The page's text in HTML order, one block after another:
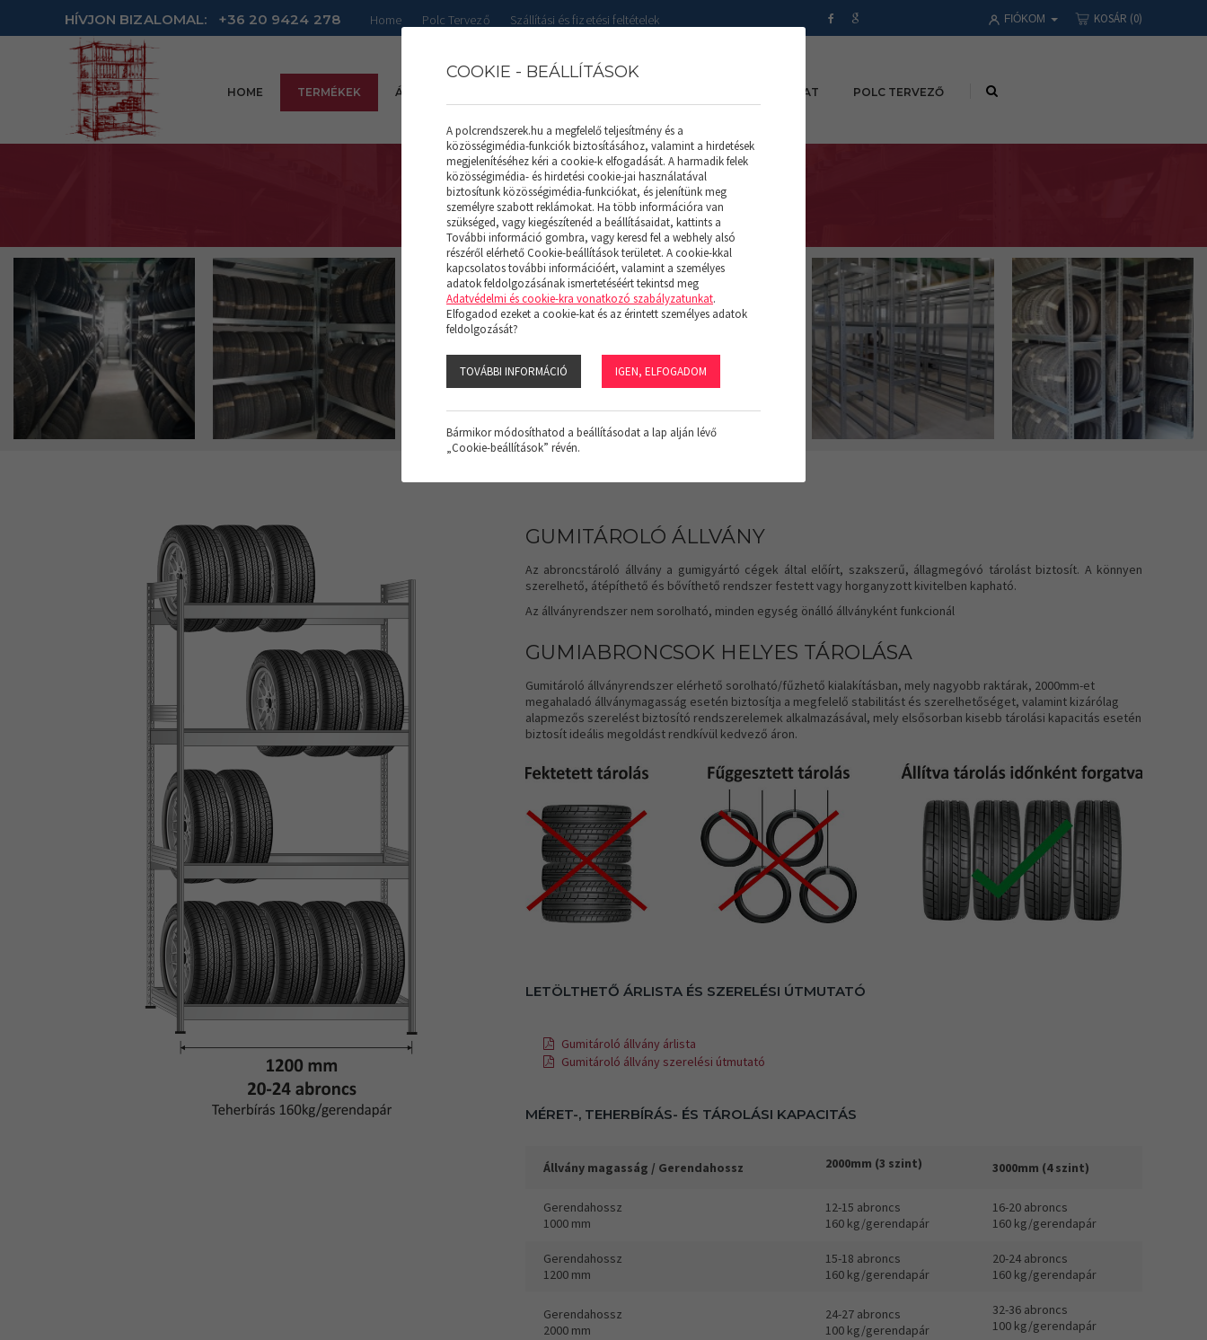
HÍVJON BIZALOMAL: +36 20 9424 278 Home Polc Tervező Szállítási és fizetési feltételek FIÓKOM KOSÁR (0)
HOME TERMÉKEK ÁRLISTÁK KAPCSOLAT POLC TERVEZŐ
GUMITÁROLÓ ÁLLVÁNY
GUMITÁROLÓ ÁLLVÁNY
Az abroncstároló állvány a gumigyártó cégek által előírt, szakszerű, állagmegóvó tárolást biztosít. A könnyen
szerelhető, átépíthető és bővíthető rendszer festett vagy horganyzott kivitelben kapható.
Az állványrendszer nem sorolható, minden egység önálló állványként funkcionál
GUMIABRONCSOK HELYES TÁROLÁSA
Gumitároló állványrendszer elérhető sorolható/fűzhető kialakításban, mely nagyobb raktárak, 2000mm-et
megahaladó állványmagasság esetén biztosítja a megfelelő stabilitást és szerelhetőséget, valamint kizárólag
alapmezős szerelést biztosító rendszerelemek alkalmazásával, mely elsősorban kisebb tárolási kapacitás esetén
biztosít ideális megoldást rendkívül kedvező áron.
LETÖLTHETŐ ÁRLISTA ÉS SZERELÉSI ÚTMUTATÓ
Gumitároló állvány árlista
Gumitároló állvány szerelési útmutató
MÉRET-, TEHERBÍRÁS- ÉS TÁROLÁSI KAPACITÁS
Állvány magasság / Gerendahossz 2000mm (3 szint) 3000mm (4 szint)
Gerendahossz
1000 mm
12-15 abroncs
160 kg/gerendapár
16-20 abroncs
160 kg/gerendapár
Gerendahossz
1200 mm
15-18 abroncs
160 kg/gerendapár
20-24 abroncs
160 kg/gerendapár
Gerendahossz
2000 mm
24-27 abroncs
100 kg/gerendapár
32-36 abroncs
100 kg/gerendapár
COOKIE - BEÁLLÍTÁSOK
A polcrendszerek.hu a megfelelő teljesítmény és a
közösségimédia-funkciók biztosításához, valamint a hirdetések
megjelenítéséhez kéri a cookie-k elfogadását. A harmadik felek
közösségimédia- és hirdetési cookie-jai használatával
biztosítunk közösségimédia-funkciókat, és jelenítünk meg
személyre szabott reklámokat. Ha több információra van
szükséged, vagy kiegészítenéd a beállításaidat, kattints a
További információ gombra, vagy keresd fel a webhely alsó
részéről elérhető Cookie-beállítások területet. A cookie-kkal
kapcsolatos további információért, valamint a személyes
adatok feldolgozásának ismertetéséért tekintsd meg
Adatvédelmi és cookie-kra vonatkozó szabályzatunkat.
Elfogadod ezeket a cookie-kat és az érintett személyes adatok
feldolgozását?
TOVÁBBI INFORMÁCIÓ IGEN, ELFOGADOM
Bármikor módosíthatod a beállításodat a lap alján lévő
„Cookie-beállítások” révén.